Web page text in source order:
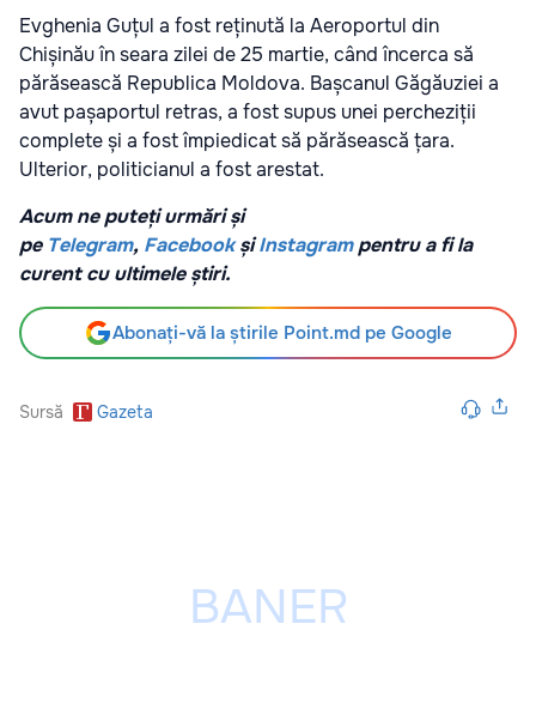
Evghenia Guțul a fost reținută la Aeroportul din
Chișinău în seara zilei de 25 martie, când încerca să
părăsească Republica Moldova. Bașcanul Găgăuziei a
avut pașaportul retras, a fost supus unei percheziții
complete și a fost împiedicat să părăsească țara.
Ulterior, politicianul a fost arestat.
Acum ne puteți urmări și
pe Telegram, FacebookșiInstagrampentru a fi la
curent cu ultimele știri.
Abonați-vă la știrile Point.md pe Google
Sursă Gazeta